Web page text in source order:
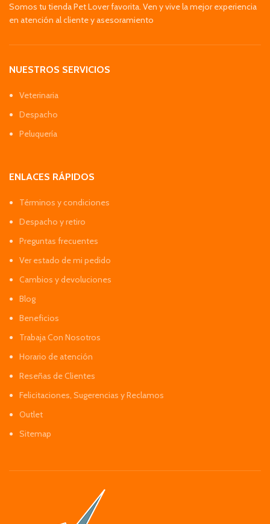
Somos tu tienda Pet Lover favorita. Ven y vive la mejor experiencia
en atención al cliente y asesoramiento
NUESTROS SERVICIOS
Veterinaria
Despacho
Peluquería
ENLACES RÁPIDOS
Términos y condiciones
Despacho y retiro
Preguntas frecuentes
Ver estado de mi pedido
Cambios y devoluciones
Blog
Beneficios
Trabaja Con Nosotros
Horario de atención
Reseñas de Clientes
Felicitaciones, Sugerencias y Reclamos
Outlet
Sitemap